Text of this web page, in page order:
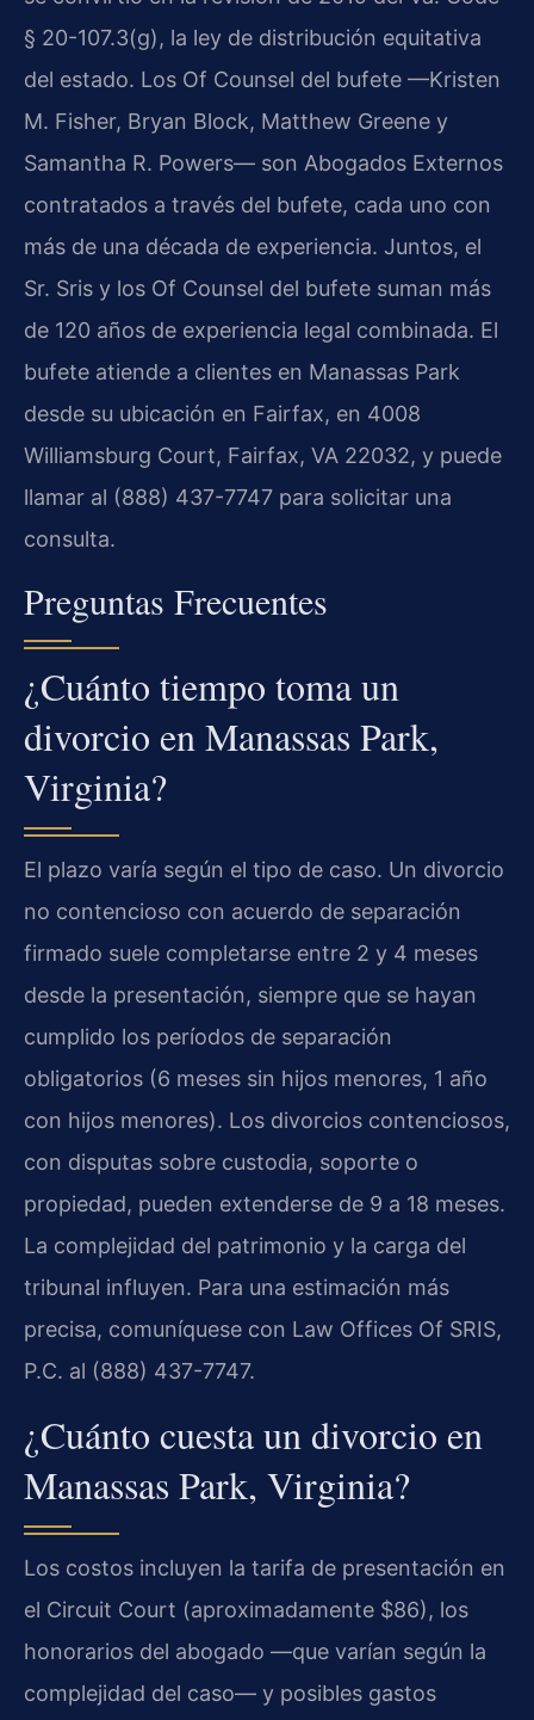
§ 20-107.3(g), la ley de distribución equitativa
del estado. Los Of Counsel del bufete —Kristen
M. Fisher, Bryan Block, Matthew Greene y
Samantha R. Powers— son Abogados Externos
contratados a través del bufete, cada uno con
más de una década de experiencia. Juntos, el
Sr. Sris y los Of Counsel del bufete suman más
de 120 años de experiencia legal combinada. El
bufete atiende a clientes en Manassas Park
desde su ubicación en Fairfax, en 4008
Williamsburg Court, Fairfax, VA 22032, y puede
llamar al (888) 437-7747 para solicitar una
consulta.
Preguntas Frecuentes
¿Cuánto tiempo toma un
divorcio en Manassas Park,
Virginia?
El plazo varía según el tipo de caso. Un divorcio
no contencioso con acuerdo de separación
firmado suele completarse entre 2 y 4 meses
desde la presentación, siempre que se hayan
cumplido los períodos de separación
obligatorios (6 meses sin hijos menores, 1 año
con hijos menores). Los divorcios contenciosos,
con disputas sobre custodia, soporte o
propiedad, pueden extenderse de 9 a 18 meses.
La complejidad del patrimonio y la carga del
tribunal influyen. Para una estimación más
precisa, comuníquese con Law Offices Of SRIS,
P.C. al (888) 437-7747.
¿Cuánto cuesta un divorcio en
Manassas Park, Virginia?
Los costos incluyen la tarifa de presentación en
el Circuit Court (aproximadamente $86), los
honorarios del abogado —que varían según la
complejidad del caso— y posibles gastos